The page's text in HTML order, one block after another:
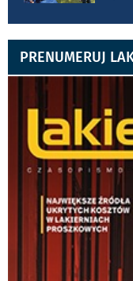
PRENUMERUJ